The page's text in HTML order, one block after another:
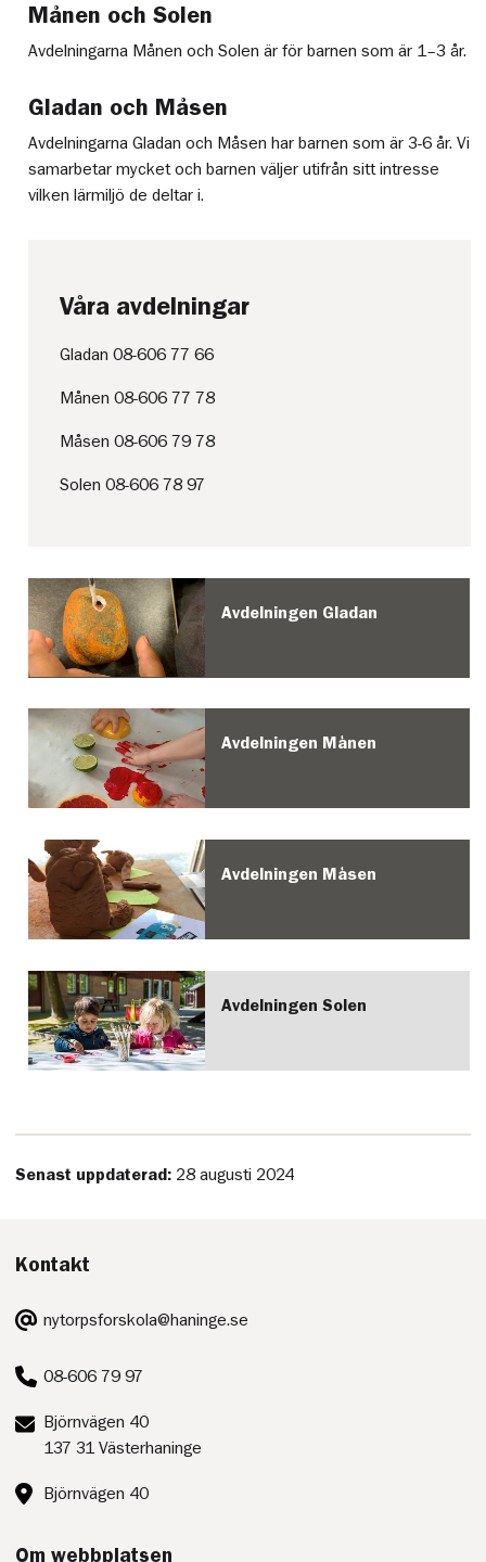
Månen och Solen
Avdelningarna Månen och Solen är för barnen som är 1–3 år.
Gladan och Måsen
Avdelningarna Gladan och Måsen har barnen som är 3-6 år. Vi
samarbetar mycket och barnen väljer utifrån sitt intresse
vilken lärmiljö de deltar i.
Våra avdelningar
Gladan 08-606 77 66
Månen 08-606 77 78
Måsen 08-606 79 78
Solen 08-606 78 97
Avdelningen Gladan
Avdelningen Månen
Avdelningen Måsen
Avdelningen Solen
Senast uppdaterad: 28 augusti 2024
Kontakt
E-
post:
nytorpsforskola@haninge.se
Telefon:
08-606 79 97
Postadress:
Björnvägen 40
137 31 Västerhaninge
Besöksadress:
Björnvägen 40
Om webbplatsen